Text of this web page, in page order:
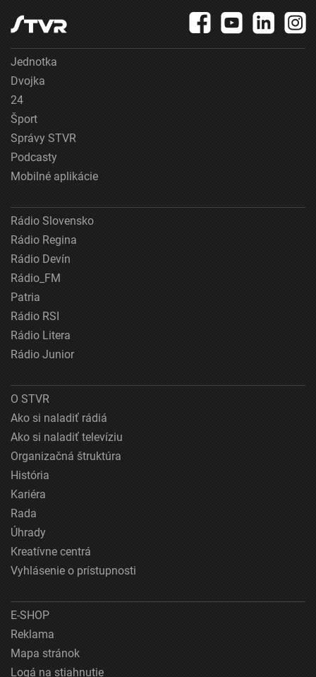
Jednotka
Dvojka
24
Šport
Správy STVR
Podcasty
Mobilné aplikácie
Rádio Slovensko
Rádio Regina
Rádio Devín
Rádio_FM
Patria
Rádio RSI
Rádio Litera
Rádio Junior
O STVR
Ako si naladiť rádiá
Ako si naladiť televíziu
Organizačná štruktúra
História
Kariéra
Rada
Úhrady
Kreatívne centrá
Vyhlásenie o prístupnosti
E-SHOP
Reklama
Mapa stránok
Logá na stiahnutie